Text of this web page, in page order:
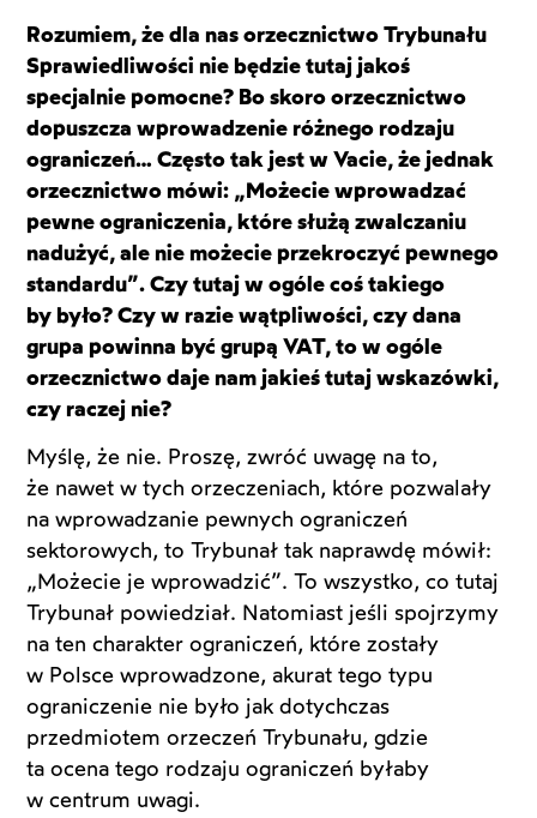
Rozumiem, że dla nas orzecznictwo Trybunału
Sprawiedliwości nie będzie tutaj jakoś
specjalnie pomocne? Bo skoro orzecznictwo
dopuszcza wprowadzenie różnego rodzaju
ograniczeń… Często tak jest w Vacie, że jednak
orzecznictwo mówi: „Możecie wprowadzać
pewne ograniczenia, które służą zwalczaniu
nadużyć, ale nie możecie przekroczyć pewnego
standardu”. Czy tutaj w ogóle coś takiego
by było? Czy w razie wątpliwości, czy dana
grupa powinna być grupą VAT, to w ogóle
orzecznictwo daje nam jakieś tutaj wskazówki,
czy raczej nie?
Myślę, że nie. Proszę, zwróć uwagę na to,
że nawet w tych orzeczeniach, które pozwalały
na wprowadzanie pewnych ograniczeń
sektorowych, to Trybunał tak naprawdę mówił:
„Możecie je wprowadzić”. To wszystko, co tutaj
Trybunał powiedział. Natomiast jeśli spojrzymy
na ten charakter ograniczeń, które zostały
w Polsce wprowadzone, akurat tego typu
ograniczenie nie było jak dotychczas
przedmiotem orzeczeń Trybunału, gdzie
ta ocena tego rodzaju ograniczeń byłaby
w centrum uwagi.